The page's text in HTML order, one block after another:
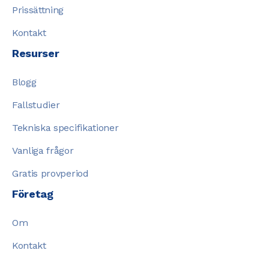
Prissättning
Kontakt
Resurser
Blogg
Fallstudier
Tekniska specifikationer
Vanliga frågor
Gratis provperiod
Företag
Om
Kontakt